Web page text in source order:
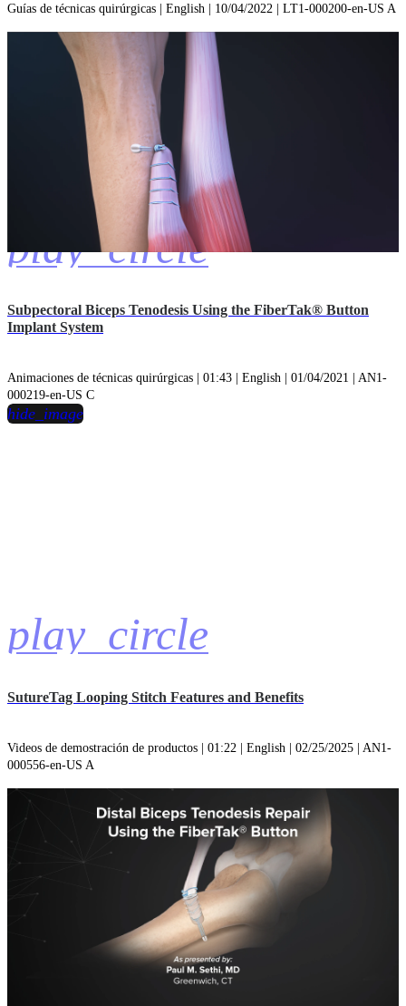
Guías de técnicas quirúrgicas | English | 10/04/2022 | LT1-000200-en-US A
play_circle
Subpectoral Biceps Tenodesis Using the FiberTak® Button
Implant System
Animaciones de técnicas quirúrgicas | 01:43 | English | 01/04/2021 | AN1-
000219-en-US C
play_circle
hide_image
SutureTag Looping Stitch Features and Benefits
Videos de demostración de productos | 01:22 | English | 02/25/2025 | AN1-
000556-en-US A